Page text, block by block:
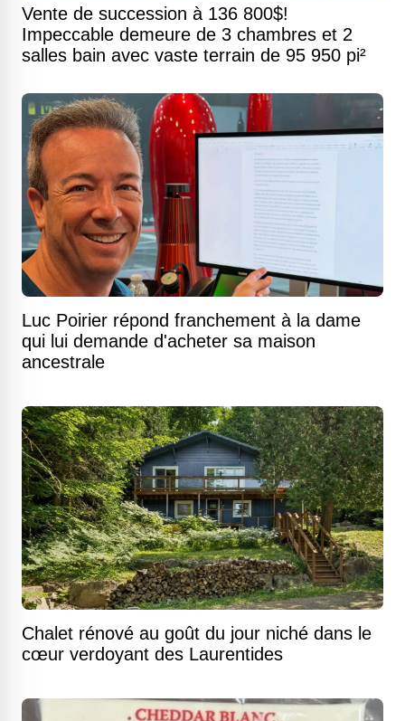
Vente de succession à 136 800$!
Impeccable demeure de 3 chambres et 2
salles bain avec vaste terrain de 95 950 pi²
Luc Poirier répond franchement à la dame
qui lui demande d'acheter sa maison
ancestrale
Chalet rénové au goût du jour niché dans le
cœur verdoyant des Laurentides